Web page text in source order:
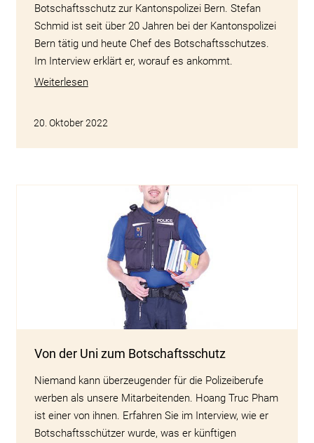
Botschaftsschutz zur Kantonspolizei Bern. Stefan
Schmid ist seit über 20 Jahren bei der Kantonspolizei
Bern tätig und heute Chef des Botschaftsschutzes.
Im Interview erklärt er, worauf es ankommt.
Weiterlesen
20. Oktober 2022
Von der Uni zum Botschaftsschutz
Niemand kann überzeugender für die Polizeiberufe
werben als unsere Mitarbeitenden. Hoang Truc Pham
ist einer von ihnen. Erfahren Sie im Interview, wie er
Botschaftsschützer wurde, was er künftigen